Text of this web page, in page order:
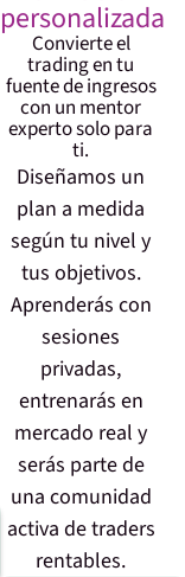
personalizada
Convierte el
trading en tu
fuente de ingresos
con un mentor
experto solo para
ti.
Diseñamos un
plan a medida
según tu nivel y
tus objetivos.
Aprenderás con
sesiones
privadas,
entrenarás en
mercado real y
serás parte de
una comunidad
activa de traders
rentables.